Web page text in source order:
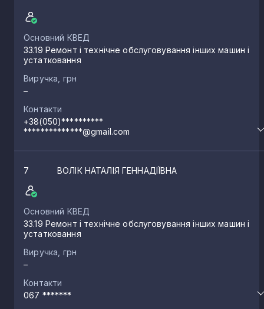
Основний КВЕД
33.19 Ремонт і технічне обслуговування інших машин і
устатковання
Виручка, грн
–
Контакти
+38(050)**********
**************@gmail.com
7 ВОЛІК НАТАЛІЯ ГЕННАДІЇВНА
Основний КВЕД
33.19 Ремонт і технічне обслуговування інших машин і
устатковання
Виручка, грн
–
Контакти
067 *******